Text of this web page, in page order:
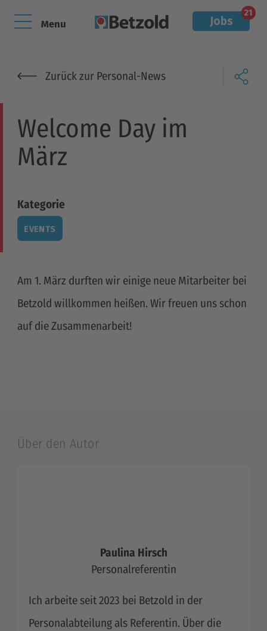
Menu
Zurück zur Personal-News
Jobs
21
Welcome Day im
März
Kategorie
EVENTS
Am 1. März durften wir einige neue Mitarbeiter bei
Betzold willkommen heißen. Wir freuen uns schon
auf die Zusammenarbeit!
Über den Autor
Paulina Hirsch
Personalreferentin
Ich arbeite seit 2023 bei Betzold in der
Personalabteilung als Referentin. Über die